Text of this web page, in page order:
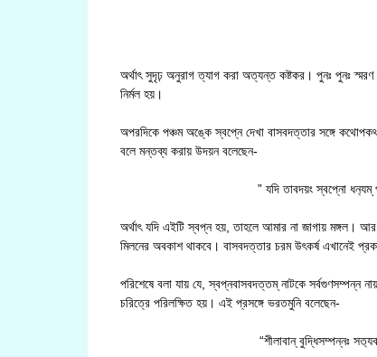
অর্থাৎ সুদৃঢ় অনুরাগ ত্যাগ করা অত্যন্ত কষ্টকর। পুনঃ পুনঃ
নির্মল হয়।
অপরদিকে পঞ্চম অঙ্কে স্বপ্নে দেখা বাসবদত্তার সঙ্গে
বলে মন্তব্য করায় উদয়ন বলেছেন-
” যদি তাবদয়ং স্বপ্নো
অর্থাৎ যদি এইটি স্বপ্ন হয়, তাহলে আমার না জাগায় মঙ্গল।
মিলনের অবকাশ থাকবে। বাসবদত্তার চরম উৎকর্ষ এখানেই
পরিশেষে বলা যায় যে, স্বপ্নবাসবদত্তম্ নাটকে
চরিত্রে পরিলক্ষিত হয়। এই প্রসঙ্গে ভরতমুনি বলেছেন-
“শীলাবান্ বুদ্ধিসম্পন্নঃ